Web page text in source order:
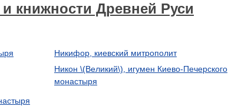
книжности Древней Руси
Никифор, киевский митрополит
Никон \(Великий\), игумен Киево-Печерского
монастыря